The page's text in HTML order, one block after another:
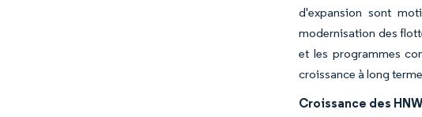
d'expansion sont
modernisation des
et les programmes
croissance à long
Croissance des